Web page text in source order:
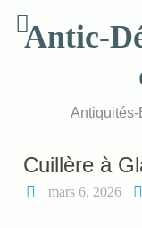
contentAntic-
Cuillère à
mars 6, 2026